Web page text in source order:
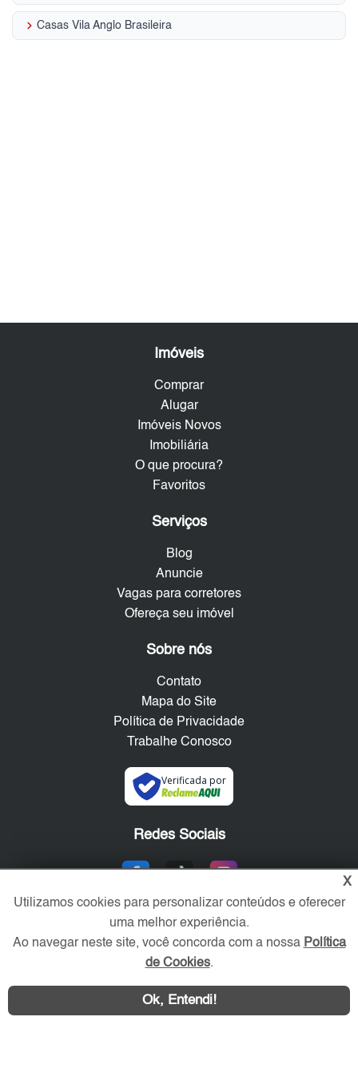
keyboard_arrow_right Casas Vila Anglo Brasileira
Imóveis
Comprar
Alugar
Imóveis Novos
Imobiliária
O que procura?
Favoritos
Serviços
Blog
Anuncie
Vagas para corretores
Ofereça seu imóvel
Sobre nós
Contato
Mapa do Site
Política de Privacidade
Trabalhe Conosco
Verificada por
Redes Sociais
Área exclusiva aos anunciantes,
acesse sua conta:
X
Utilizamos cookies para personalizar conteúdos e oferecer
uma melhor experiência.
Ao navegar neste site, você concorda com a nossa Política
de Cookies.
Ok, Entendi!